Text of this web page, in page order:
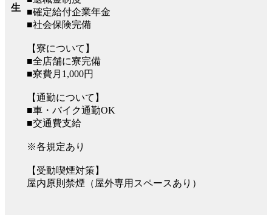
生
■確定給付企業年金
■社会保険完備
【寮について】
■全店舗に寮完備
■寮費月1,000円
【通勤について】
■車・バイク通勤OK
■交通費支給
※各規定あり
【受動喫煙対策】
屋内原則禁煙（屋外専用スペースあり）